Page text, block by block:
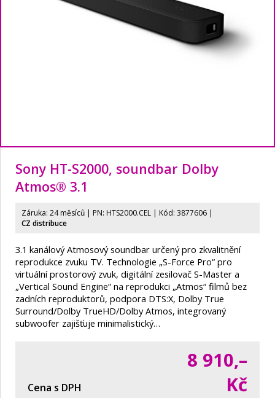
Sony HT-S2000, soundbar Dolby
Atmos® 3.1
Záruka: 24 měsíců | PN: HTS2000.CEL | Kód: 3877606 |
CZ distribuce
3.1 kanálový Atmosový soundbar určený pro zkvalitnění
reprodukce zvuku TV. Technologie „S-Force Pro“ pro
virtuální prostorový zvuk, digitální zesilovač S-Master a
„Vertical Sound Engine“ na reprodukci „Atmos“ filmů bez
zadních reproduktorů, podpora DTS:X, Dolby True
Surround/Dolby TrueHD/Dolby Atmos, integrovaný
subwoofer zajišťuje minimalistický…
Cena s DPH
8 910,–
Kč